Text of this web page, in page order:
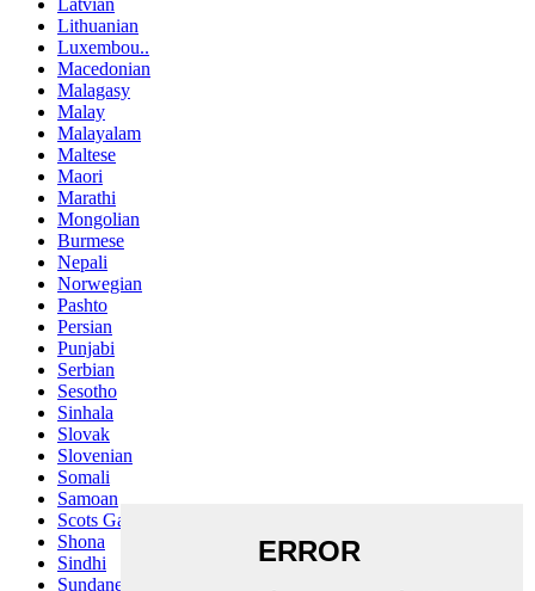
Lithuanian
Luxembou..
Macedonian
Malagasy
Malay
Malayalam
Maltese
Maori
Marathi
Mongolian
Burmese
Nepali
Norwegian
Pashto
Persian
Punjabi
Serbian
Sesotho
Sinhala
Slovak
Slovenian
Somali
Samoan
Scots Gaelic
Shona
Sindhi
Sundanese